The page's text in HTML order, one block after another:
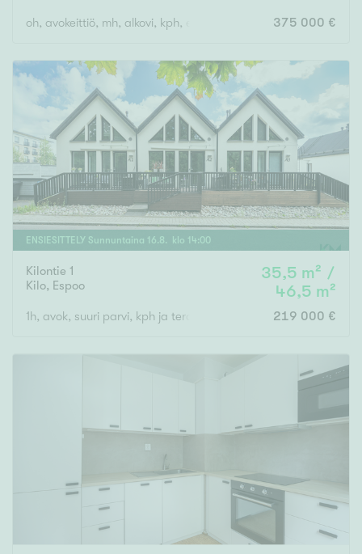
oh, avokeittiö, mh, alkovi, kph, eteinen 375 000 €
ENSIESITTELY Sunnuntaina 16. 8 . klo 14:00
Kilontie 1
Kilo, Espoo
35,5 m² /
46,5 m²
1h, avok, suuri parvi, kph ja terassi 219 000 €